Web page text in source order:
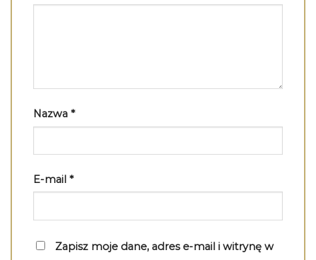
Nazwa *
E-mail *
Zapisz moje dane, adres e-mail i witrynę w